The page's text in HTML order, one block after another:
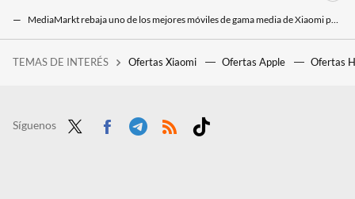
MediaMarkt rebaja uno de los mejores móviles de gama media de Xiaomi por menos de 300 euros
TEMAS DE INTERÉS Ofertas Xiaomi Ofertas Apple Ofertas
Síguenos